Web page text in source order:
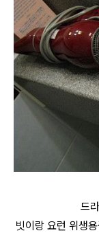
드
빗이랑 요런 위생